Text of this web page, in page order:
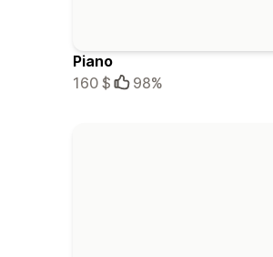
Piano
160 $
98%